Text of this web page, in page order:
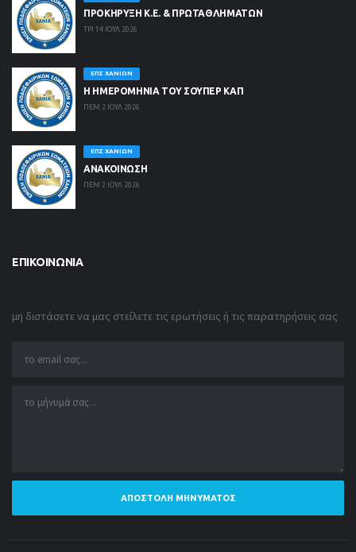
ΠΡΟΚΗΡΥΞΗ Κ.Ε. & ΠΡΩΤΑΘΛΗΜΑΤΩΝ
ΤΡΙ 14 ΙΟΥΛ 2026
ΕΠΣ ΧΑΝΊΩΝ
Η ΗΜΕΡΟΜΗΝΙΑ ΤΟΥ ΣΟΥΠΕΡ ΚΑΠ
ΠΕΜ 2 ΙΟΥΛ 2026
ΕΠΣ ΧΑΝΊΩΝ
ΑΝΑΚΟΙΝΩΣΗ
ΠΕΜ 2 ΙΟΥΛ 2026
ΕΠΙΚΟΙΝΩΝΊΑ
μη διστάσετε να μας στείλετε τις ερωτήσεις ή τις παρατηρήσεις σας
ΑΠΟΣΤΟΛΉ ΜΗΝΎΜΑΤΟΣ